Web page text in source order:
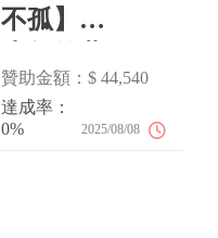
不孤】為
想裝上輪
胎
贊助金額：$ 44,540
達成率：
0%
2025/08/08